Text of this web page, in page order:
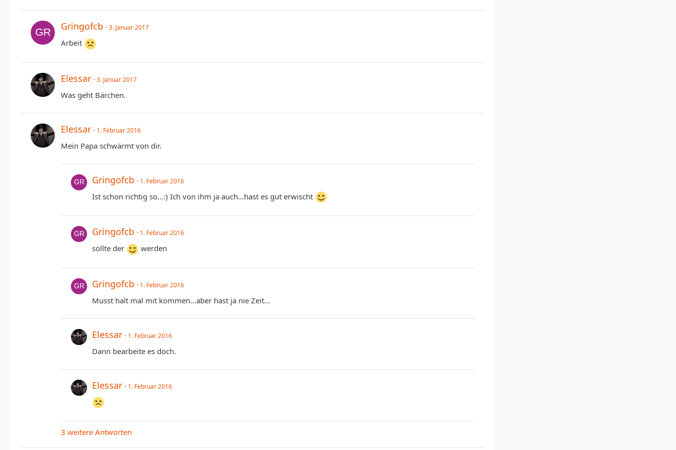
Gringofcb 3. Januar 2017
Arbeit
Elessar 3. Januar 2017
Was geht Bärchen.
Elessar 1. Februar 2016
Mein Papa schwärmt von dir.
Gringofcb 1. Februar 2016
Ist schon richtig so...:) Ich von ihm ja auch...hast es gut erwischt
Gringofcb 1. Februar 2016
sollte der werden
Gringofcb 1. Februar 2016
Musst halt mal mit kommen...aber hast ja nie Zeit...
Elessar 1. Februar 2016
Dann bearbeite es doch.
Elessar 1. Februar 2016
3 weitere Antworten